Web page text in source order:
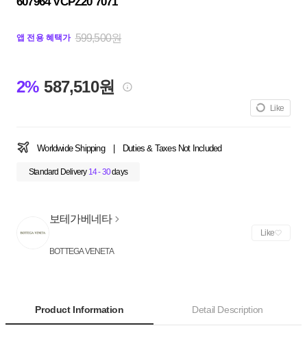
앱 전용 혜택가 599,500원
2% 587,510원
Like
Worldwide Shipping Duties & Taxes Not Included
Standard Delivery 14 - 30days
보테가베네타
BOTTEGA VENETA
Like
Product Information Detail Description